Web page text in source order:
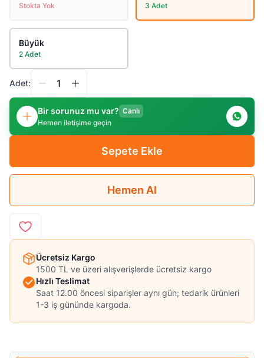
Stokta Yok 3 Adet
Büyük
2 Adet
Adet:
Bir sorunuz mu var? Canlı
Hemen iletişime geçin
Sepete Ekle
Hemen Al
Ücretsiz Kargo
1500 TL ve üzeri alışverişlerde ücretsiz kargo
Hızlı Teslimat
Saat 12.00 öncesi siparişler aynı gün; tedarik ürünleri
1-3 iş gününde kargoda.